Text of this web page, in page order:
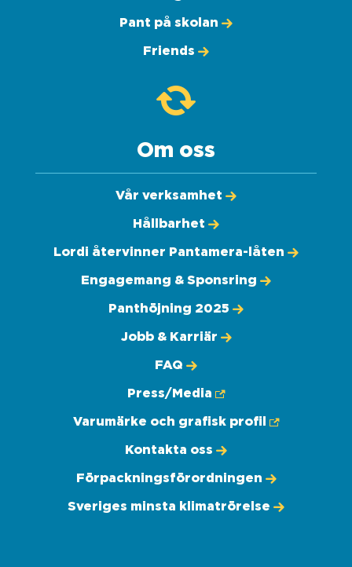
Pant på skolan
Friends
Om oss
Vår verksamhet
Hållbarhet
Lordi återvinner Pantamera-låten
Engagemang & Sponsring
Panthöjning 2025
Jobb & Karriär
FAQ
Press/Media
Varumärke och grafisk profil
Kontakta oss
Förpackningsförordningen
Sveriges minsta klimatrörelse